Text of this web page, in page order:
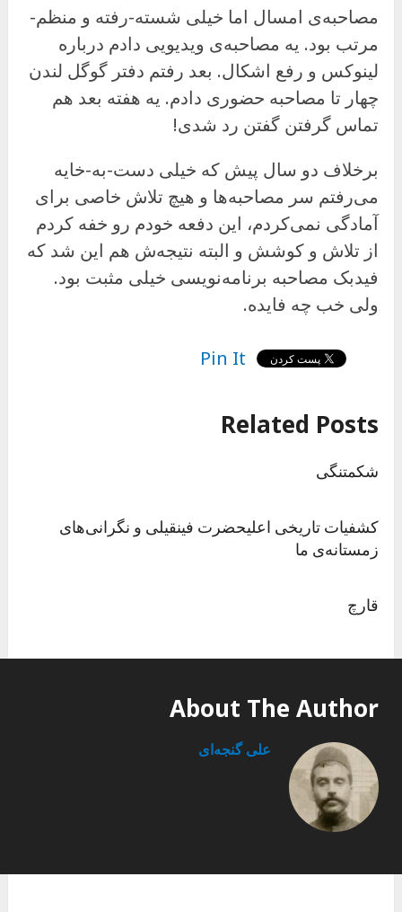
مصاحبه‌ی امسال اما خیلی شسته-رفته و منظم-
مرتب بود. یه مصاحبه‌ی ویدیویی دادم درباره
لینوکس و رفع اشکال. بعد رفتم دفتر گوگل لندن
چهار تا مصاحبه حضوری دادم. یه هفته بعد هم
تماس گرفتن گفتن رد شدی!
برخلاف دو سال پیش که خیلی دست-به-خایه
می‌رفتم سر مصاحبه‌ها و هیچ تلاش خاصی برای
آمادگی نمی‌کردم، این دفعه خودم رو خفه کردم
از تلاش و کوشش و البته نتیجه‌ش هم این شد که
فیدبک مصاحبه برنامه‌نویسی خیلی مثبت بود.
ولی خب چه فایده.
Pin It
Related Posts
شکمتنگی
کشفیات تاریخی اعلیحضرت فینقیلی و نگرانی‌های
زمستانه‌ی ما
قارچ
About The Author
علی گنجه‌ای